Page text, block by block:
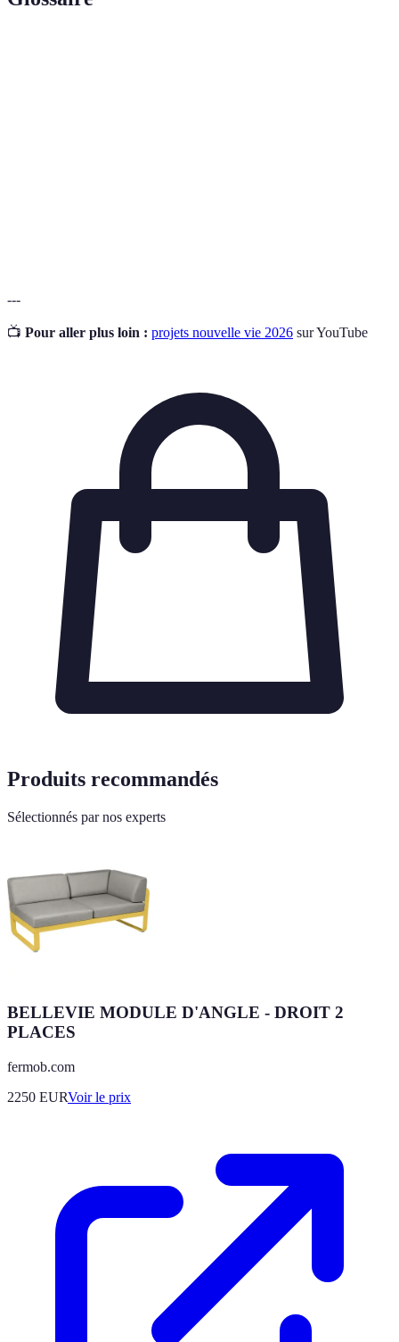
---
📺 Pour aller plus loin : projets nouvelle vie 2026 sur YouTube
Produits recommandés
Sélectionnés par nos experts
BELLEVIE MODULE D'ANGLE - DROIT 2
PLACES
fermob.com
2250 EURVoir le prix